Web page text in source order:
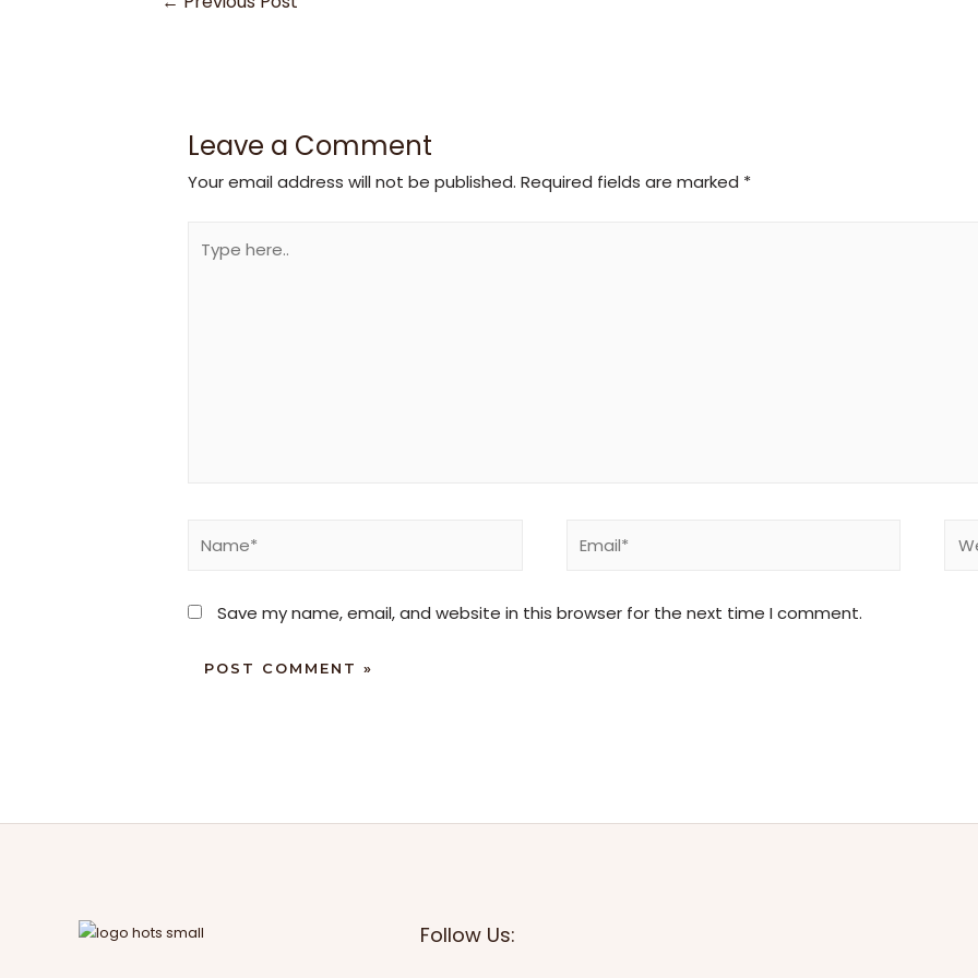
Leave a Comment
Your email address will not be published. Required fields are marked *
here..
Save my name, email, and website in this browser for the next time I comment.
Follow Us: